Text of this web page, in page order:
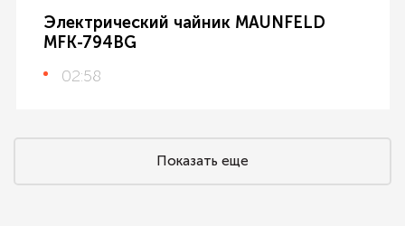
Электрический чайник MAUNFELD
MFK-794BG
02:58
Показать еще